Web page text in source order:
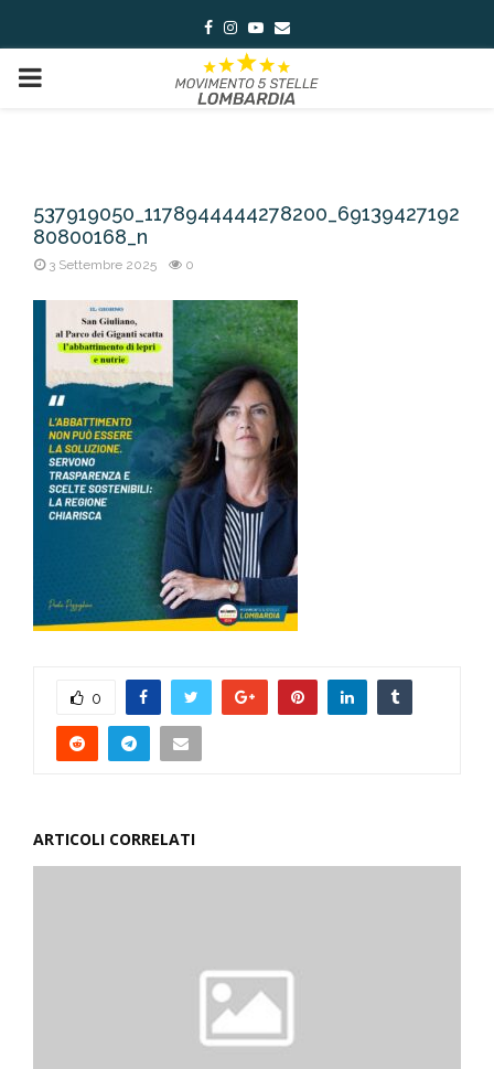
Facebook
Instagram
Youtube
Email
PRIMARY
537919050_1178944444278200_69139427192
80800168_n
3 Settembre 2025 0
0
ARTICOLI CORRELATI